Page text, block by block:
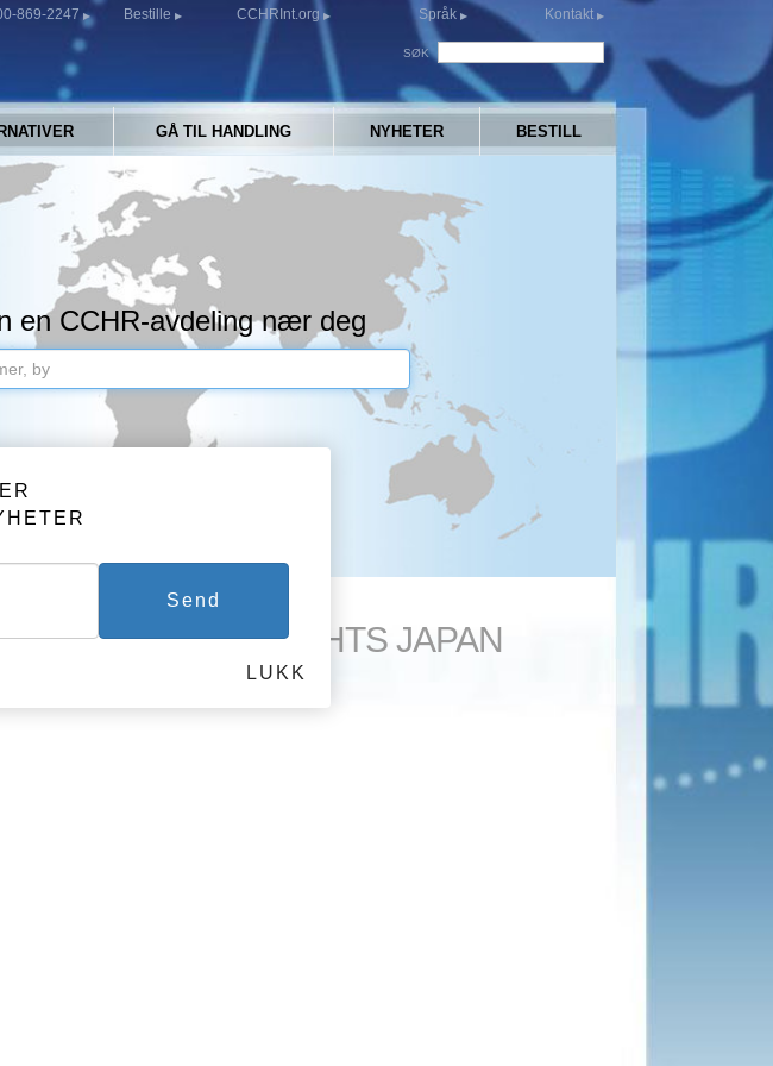
869-2247 Bestille CCHRInt.org Språk Kontakt
SØK
GÅ TIL HANDLING NYHETER BESTILL
en CCHR-avdeling nær deg
ON HUMAN RIGHTS JAPAN
Send
LUKK